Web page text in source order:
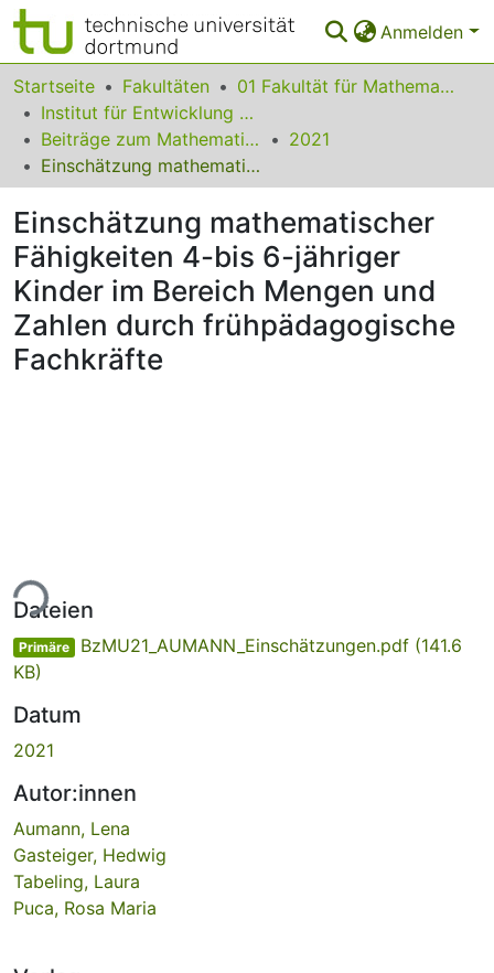
Anmelden
Bereiche & Sammlungen
Das gesamte Repositorium
Statistiken
FAQ
Leitlinien
Zurück zur Startseite
Startseite Fakultäten
01 Fakultät für Mathematik
Institut für Entwicklung und Erforschung des Mathematikunterrichts
Beiträge zum Mathematikunterricht
2021
Einschätzung mathematischer Fähigkeiten 4-bis 6-jähriger Kinder im Bereich Mengen und Zahlen durch frühpädagogische Fachkräfte
Einschätzung mathematischer
Fähigkeiten 4-bis 6-jähriger
Kinder im Bereich Mengen und
Zahlen durch frühpädagogische
Fachkräfte
Dateien
Primäre BzMU21_AUMANN_Einschätzungen.pdf (141.6
KB)
Datum
2021
Autor:innen
Aumann, Lena
Gasteiger, Hedwig
Tabeling, Laura
Puca, Rosa Maria